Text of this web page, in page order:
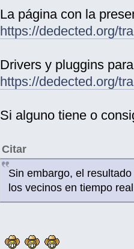
La página con la
https://dedected.org/
Drivers y pluggins
https://dedected.org/
Si alguno tiene o
Citar
Sin embargo, el
los vecinos en tiempo